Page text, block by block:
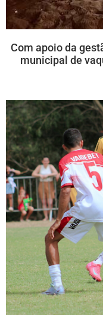
Com apoio da
municipal de